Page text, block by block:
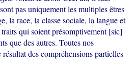
pas uniquement les multiples êtres
la race, la classe sociale, la langue et
qui soient présomptivement [sic]
que des autres. Toutes nos
des compréhensions partielles